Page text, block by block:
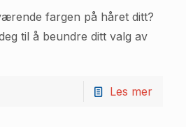
fargen på håret ditt?
til å beundre ditt valg av
Les mer